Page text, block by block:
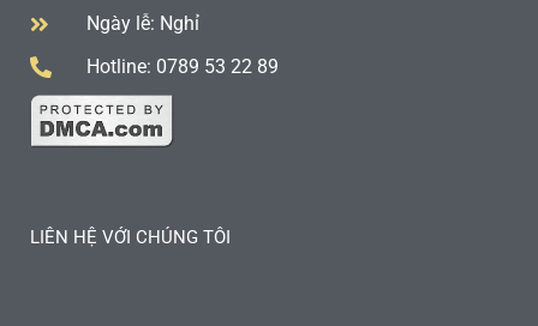
Ngày lễ: Nghỉ
Hotline: 0789 53 22 89
LIÊN HỆ VỚI CHÚNG TÔI